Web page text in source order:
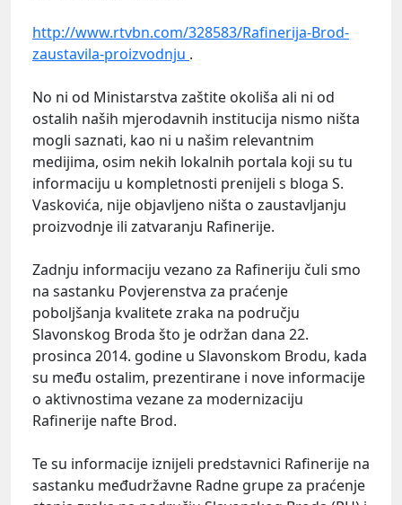
http://www.rtvbn.com/328583/Rafinerija-Brod-
zaustavila-proizvodnju .
No ni od Ministarstva zaštite okoliša ali ni od
ostalih naših mjerodavnih institucija nismo ništa
mogli saznati, kao ni u našim relevantnim
medijima, osim nekih lokalnih portala koji su tu
informaciju u kompletnosti prenijeli s bloga S.
Vaskovića, nije objavljeno ništa o zaustavljanju
proizvodnje ili zatvaranju Rafinerije.
Zadnju informaciju vezano za Rafineriju čuli smo
na sastanku Povjerenstva za praćenje
poboljšanja kvalitete zraka na području
Slavonskog Broda što je održan dana 22.
prosinca 2014. godine u Slavonskom Brodu, kada
su među ostalim, prezentirane i nove informacije
o aktivnostima vezane za modernizaciju
Rafinerije nafte Brod.
Te su informacije iznijeli predstavnici Rafinerije na
sastanku međudržavne Radne grupe za praćenje